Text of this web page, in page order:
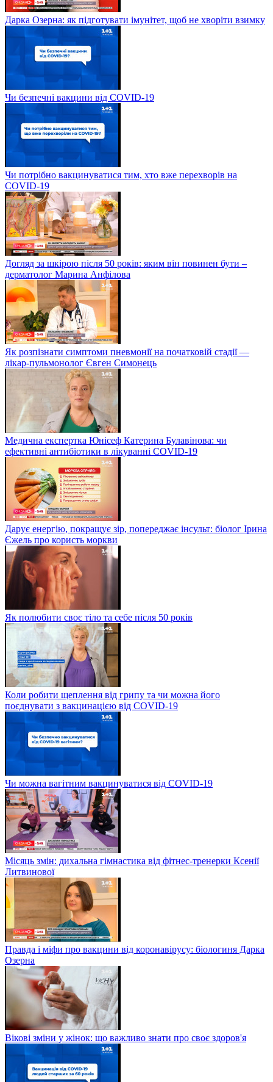
Дарка Озерна: як підготувати імунітет, щоб не хворіти взимку
Чи безпечні вакцини від COVID-19
Чи потрібно вакцинуватися тим, хто вже перехворів на
COVID-19
Догляд за шкірою після 50 років: яким він повинен бути –
дерматолог Марина Анфілова
Як розпізнати симптоми пневмонії на початковій стадії —
лікар-пульмонолог Євген Симонець
Медична експертка Юнісеф Катерина Булавінова: чи
ефективні антибіотики в лікуванні COVID-19
Дарує енергію, покращує зір, попереджає інсульт: біолог Ірина
Єжель про користь моркви
Як полюбити своє тіло та себе після 50 років
Коли робити щеплення від грипу та чи можна його
поєднувати з вакцинацією від COVID-19
Чи можна вагітним вакцинуватися від COVID-19
Місяць змін: дихальна гімнастика від фітнес-тренерки Ксенії
Литвинової
Правда і міфи про вакцини від коронавірусу: біологиня Дарка
Озерна
Вікові зміни у жінок: що важливо знати про своє здоров'я